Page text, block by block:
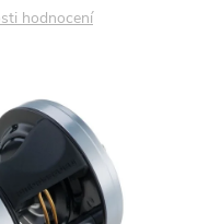
hodnocení